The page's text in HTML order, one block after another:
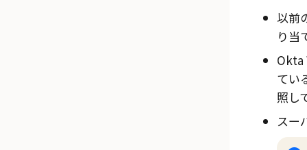
以前
り当
Okta
てい
照し
スー